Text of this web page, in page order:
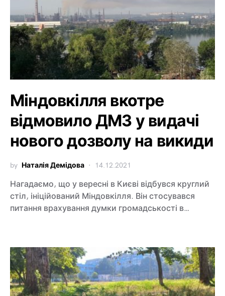
Міндовкілля вкотре
відмовило ДМЗ у видачі
нового дозволу на викиди
by Наталія Демідова 14.12.2021
Нагадаємо, що у вересні в Києві відбувся круглий
стіл, ініційований Міндовкілля. Він стосувався
питання врахування думки громадськості в…